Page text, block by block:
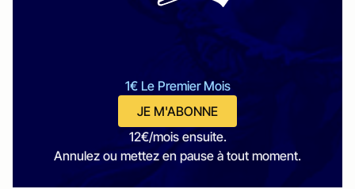
1€ Le Premier Mois
JE M'ABONNE
12€/mois ensuite.
Annulez ou mettez en pause à tout moment.